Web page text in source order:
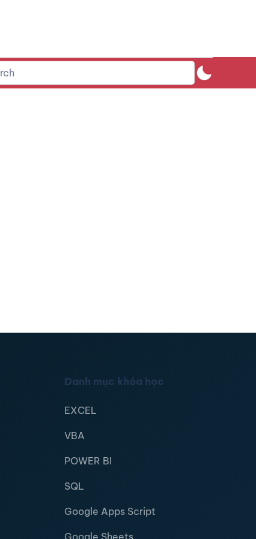
Danh mục khóa học
EXCEL
VBA
POWER BI
SQL
Google Apps Script